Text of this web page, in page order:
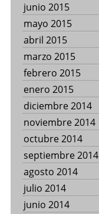
junio 2015
mayo 2015
abril 2015
marzo 2015
febrero 2015
enero 2015
diciembre 2014
noviembre 2014
octubre 2014
septiembre 2014
agosto 2014
julio 2014
junio 2014